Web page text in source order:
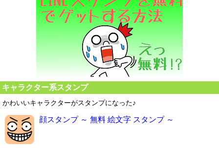
キャラクター系スタンプ
かわいいキャラクターがスタンプになった♪
顔スタンプ ～ 無料 絵文字 スタンプ ～